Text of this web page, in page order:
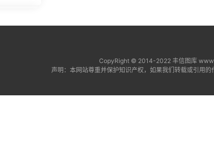
CopyRight © 2014-2022 丰信图库
声明：本网站尊重并保护知识产权，如果我们转载或引用